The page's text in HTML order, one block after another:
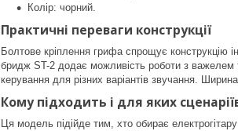
Колір: чорний.
Практичні переваги конструкції
Болтове кріплення грифа спрощує конструкцію
бридж ST-2 додає можливість роботи з важелем
керування для різних варіантів звучання.
Кому підходить і для яких
Ця модель підійде тим, хто обирає